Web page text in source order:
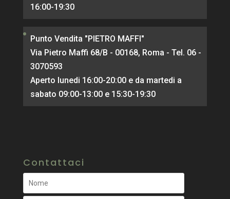
16:00-19:30
Punto Vendita "PIETRO MAFFI"
Via Pietro Maffi 68/B - 00168, Roma - Tel. 06 -
3070593
Aperto lunedi 16:00-20:00 e da martedi a
sabato 09:00-13:00 e 15:30-19:30
Contattaci